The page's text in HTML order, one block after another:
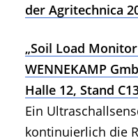
der Agritechnica
„Soil Load Monitor
WENNEKAMP
Halle 12, Stand
Ein
kontinuierlich die